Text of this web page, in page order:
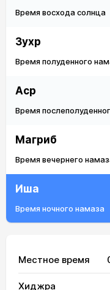
Время восхода солнца
Зухр
Время полуденного
Аср
Время
Магриб
Время вечернего
Иша
Время ночного намаза
Местное время
Хиджра